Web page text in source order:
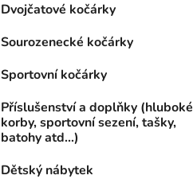
Dvojčatové kočárky
Sourozenecké kočárky
Sportovní kočárky
Příslušenství a doplňky (hluboké
korby, sportovní sezení, tašky,
batohy atd...)
Dětský nábytek